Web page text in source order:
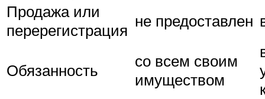
Продажа или
перерегистрация не предоставлен
Обязанность
со всем своим
имуществом